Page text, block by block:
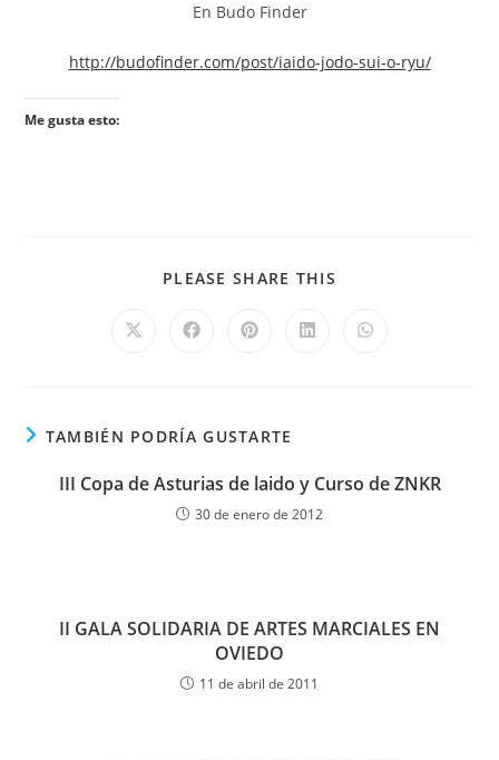
En Budo Finder
http://budofinder.com/post/iaido-jodo-sui-o-ryu/
Me gusta esto:
PLEASE SHARE THIS
TAMBIÉN PODRÍA GUSTARTE
III Copa de Asturias de laido y Curso de ZNKR
30 de enero de 2012
II GALA SOLIDARIA DE ARTES MARCIALES EN
OVIEDO
11 de abril de 2011